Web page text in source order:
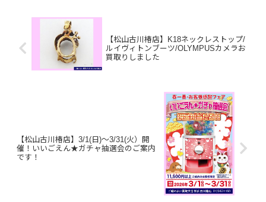
【松山古川椿店】K18ネックレストップ/
ルイヴィトンブーツ/OLYMPUSカメラお
買取りしました
【松山古川椿店】3/1(日)～3/31(火）開
催！いいごえん★ガチャ抽選会のご案内
です！